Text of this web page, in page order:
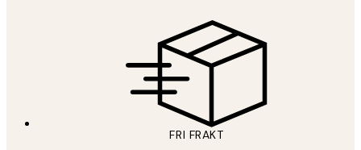
FRI FRAKT